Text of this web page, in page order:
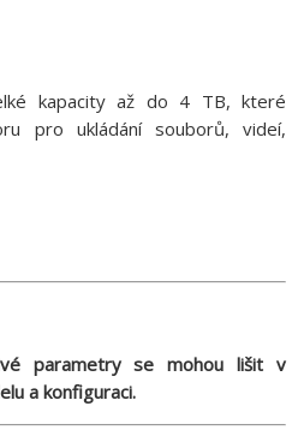
kapacity až do 4 TB, které
pro ukládání souborů, videí,
parametry se mohou lišit v
a konfiguraci.